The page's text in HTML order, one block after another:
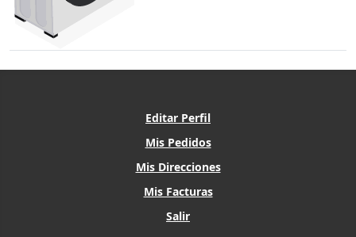
Editar Perfil
Mis Pedidos
Mis Direcciones
Mis Facturas
Salir